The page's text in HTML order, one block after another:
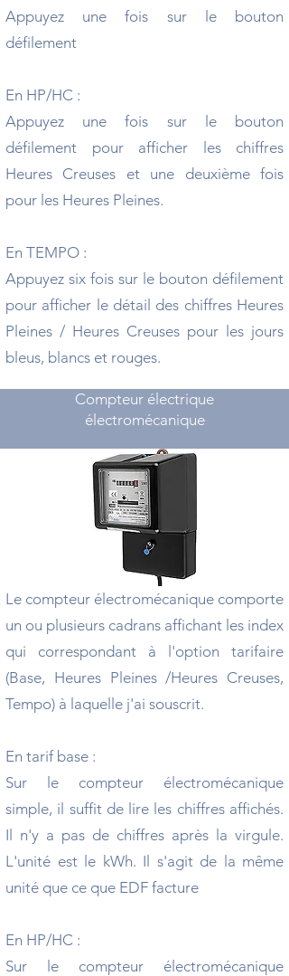
Appuyez une fois sur le bouton
défilement
En HP/HC :
Appuyez une fois sur le bouton
défilement pour afficher les chiffres
Heures Creuses et une deuxième fois
pour les Heures Pleines.
En TEMPO :
Appuyez six fois sur le bouton défilement
pour afficher le détail des chiffres Heures
Pleines / Heures Creuses pour les jours
bleus, blancs et rouges.
Compteur électrique
électromécanique
Le compteur électromécanique comporte
un ou plusieurs cadrans affichant les index
qui correspondant à l'option tarifaire
(Base, Heures Pleines /Heures Creuses,
Tempo) à laquelle j'ai souscrit.
En tarif base :
Sur le compteur électromécanique
simple, il suffit de lire les chiffres affichés.
Il n'y a pas de chiffres après la virgule.
L'unité est le kWh. Il s'agit de la même
unité que ce que EDF facture
En HP/HC :
Sur le compteur électromécanique